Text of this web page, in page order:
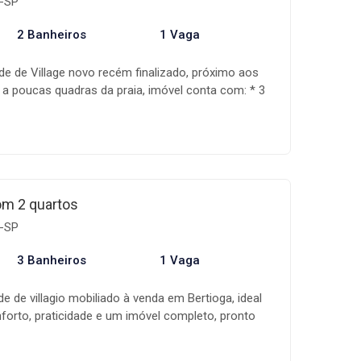
2 Banheiros 1 Vaga
de Village novo recém finalizado, próximo aos
poucas quadras da praia, imóvel conta com: * 3
* Quintal espaçoso * 1 vaga de garagem A
Os valores, condições e disponibilidade dos
a alteração sem aviso prévio.
2 quartos
3 Banheiros 1 Vaga
de villagio mobiliado à venda em Bertioga, ideal
praticidade e um imóvel completo, pronto
funcional; * Lavabo; * Lavanderia; * Área